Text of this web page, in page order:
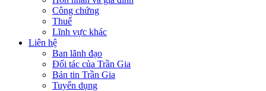
Công chứng
Thuế
Lĩnh vực khác
Liên hệ
Ban lãnh đạo
Đối tác của Trần Gia
Bản tin Trần Gia
Tuyển dụng